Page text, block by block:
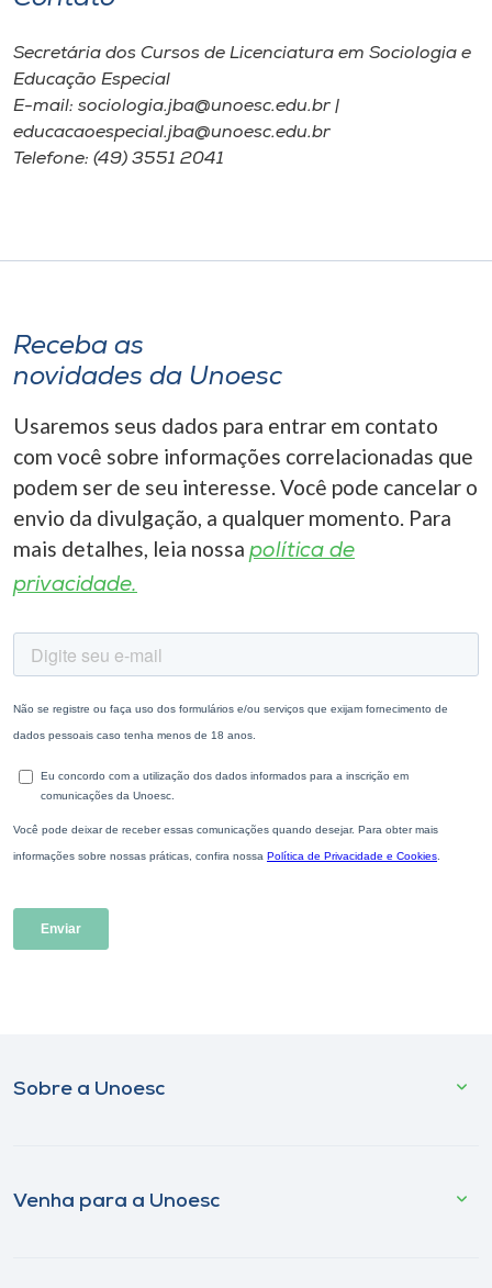
Secretária dos Cursos de Licenciatura em Sociologia e
Educação Especial
E-mail: sociologia.jba@unoesc.edu.br |
educacaoespecial.jba@unoesc.edu.br
Telefone: (49) 3551 2041
Receba as
novidades da Unoesc
Usaremos seus dados para entrar em contato
com você sobre informações correlacionadas que
podem ser de seu interesse. Você pode cancelar o
envio da divulgação, a qualquer momento. Para
mais detalhes, leia nossa política de
privacidade.
Sobre a Unoesc
Venha para a Unoesc